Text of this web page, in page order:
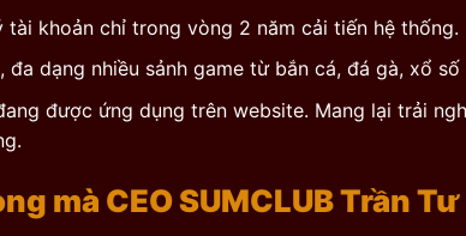
khoản chỉ trong vòng 2 năm cải tiến hệ thống.
dạng nhiều sảnh game từ bắn cá, đá gà, xổ
được ứng dụng trên website. Mang lại trải
mà CEO SUMCLUB Trần